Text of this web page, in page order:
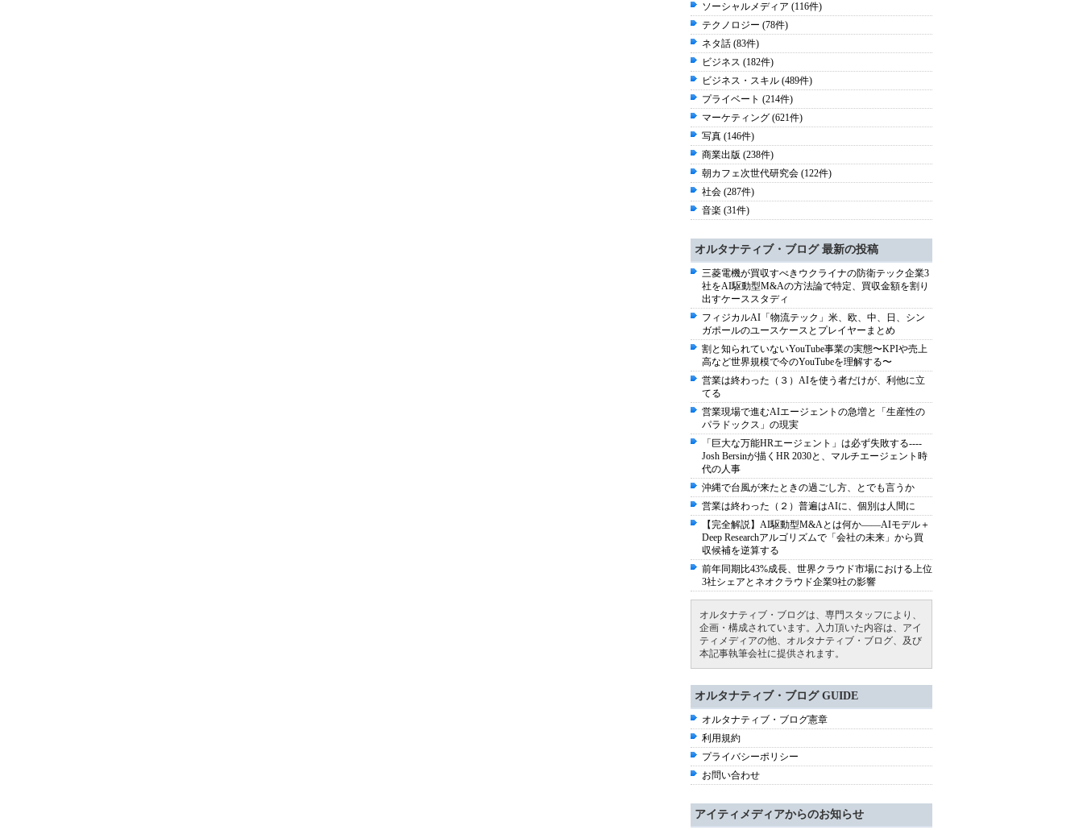
ソーシャルメディア (116件)
テクノロジー (78件)
ネタ話 (83件)
ビジネス (182件)
ビジネス・スキル (489件)
プライベート (214件)
マーケティング (621件)
写真 (146件)
商業出版 (238件)
朝カフェ次世代研究会 (122件)
社会 (287件)
音楽 (31件)
オルタナティブ・ブログ 最新の投稿
三菱電機が買収すべきウクライナの防衛テック企業3
社をAI駆動型M&Aの方法論で特定、買収金額を割り
出すケーススタディ
フィジカルAI「物流テック」米、欧、中、日、シン
ガポールのユースケースとプレイヤーまとめ
割と知られていないYouTube事業の実態〜KPIや売上
高など世界規模で今のYouTubeを理解する〜
営業は終わった（３）AIを使う者だけが、利他に立
てる
営業現場で進むAIエージェントの急増と「生産性の
パラドックス」の現実
「巨大な万能HRエージェント」は必ず失敗する----
Josh Bersinが描くHR 2030と、マルチエージェント時
代の人事
沖縄で台風が来たときの過ごし方、とでも言うか
営業は終わった（２）普遍はAIに、個別は人間に
【完全解説】AI駆動型M&Aとは何か――AIモデル＋
Deep Researchアルゴリズムで「会社の未来」から買
収候補を逆算する
前年同期比43%成長、世界クラウド市場における上位
3社シェアとネオクラウド企業9社の影響
オルタナティブ・ブログは、専門スタッフにより、
企画・構成されています。入力頂いた内容は、アイ
ティメディアの他、オルタナティブ・ブログ、及び
本記事執筆会社に提供されます。
オルタナティブ・ブログ GUIDE
オルタナティブ・ブログ憲章
利用規約
プライバシーポリシー
お問い合わせ
アイティメディアからのお知らせ